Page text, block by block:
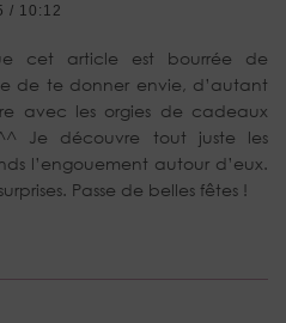
/ 10:12
cet article est bourrée de
de te donner envie, d’autant
avec les orgies de cadeaux
Je découvre tout juste les
l’engouement autour d’eux.
Passe de belles fêtes !